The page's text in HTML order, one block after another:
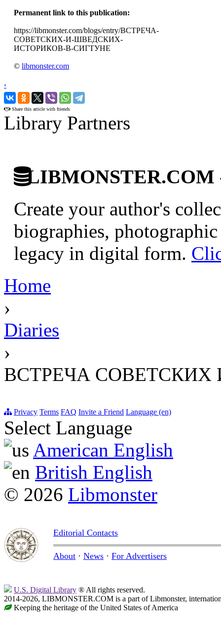
Permanent link to this publication:
https://libmonster.com/blogs/entry/ВСТРЕЧА-
СОВЕТСКИХ-И-ШВЕДСКИХ-
ИСТОРИКОВ-В-СИГТУНЕ
© libmonster.com
‹
›
Share this article with friends
Library Partners
LIBMONSTER.COM
Create your author's
biographies,
legacy in digital form.
Home
›
Diaries
›
ВСТРЕЧА
Privacy Terms FAQ Invite a Friend Language (en)
Select Language
American English
British English
© 2026 Libmonster
Editorial Contacts
About · News · For Advertisers
U.S. Digital Library ® All rights reserved.
2014-2026, LIBMONSTER.COM is a part of Libmonster,
Keeping the heritage of the United States of America